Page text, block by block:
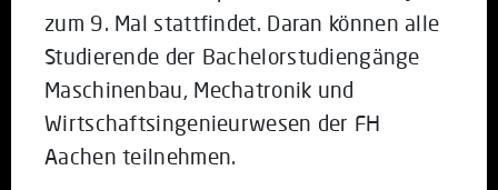
zum 9. Mal stattfindet. Daran können alle
Studierende der Bachelorstudiengänge
Maschinenbau, Mechatronik und
Wirtschaftsingenieurwesen der FH
Aachen teilnehmen.